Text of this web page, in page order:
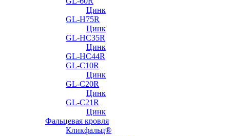
Цинк
GL-H75R
Цинк
GL-HC35R
Цинк
GL-HC44R
GL-С10R
Цинк
GL-С20R
Цинк
GL-С21R
Цинк
Фальцевая кровля
Кликфальц®